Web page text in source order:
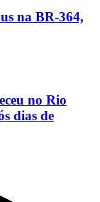
na BR-364,
no Rio
dias de